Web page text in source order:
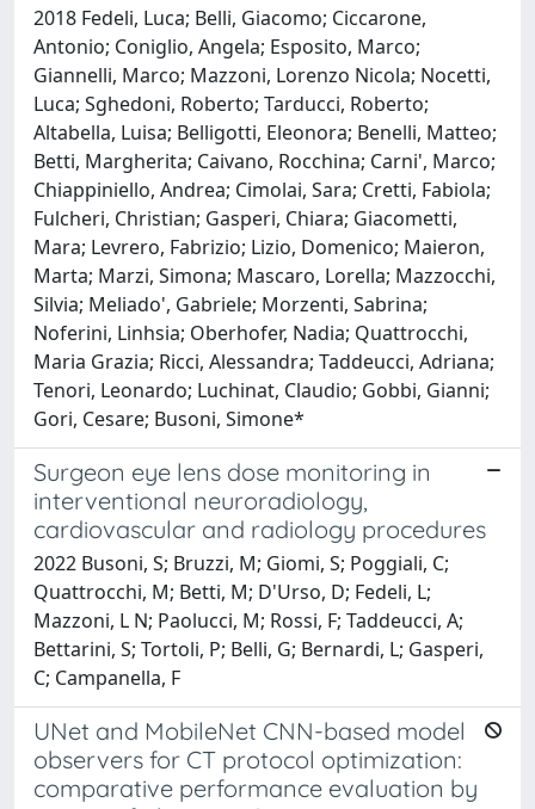
2018 Fedeli, Luca; Belli, Giacomo; Ciccarone,
Antonio; Coniglio, Angela; Esposito, Marco;
Giannelli, Marco; Mazzoni, Lorenzo Nicola; Nocetti,
Luca; Sghedoni, Roberto; Tarducci, Roberto;
Altabella, Luisa; Belligotti, Eleonora; Benelli, Matteo;
Betti, Margherita; Caivano, Rocchina; Carni', Marco;
Chiappiniello, Andrea; Cimolai, Sara; Cretti, Fabiola;
Fulcheri, Christian; Gasperi, Chiara; Giacometti,
Mara; Levrero, Fabrizio; Lizio, Domenico; Maieron,
Marta; Marzi, Simona; Mascaro, Lorella; Mazzocchi,
Silvia; Meliado', Gabriele; Morzenti, Sabrina;
Noferini, Linhsia; Oberhofer, Nadia; Quattrocchi,
Maria Grazia; Ricci, Alessandra; Taddeucci, Adriana;
Tenori, Leonardo; Luchinat, Claudio; Gobbi, Gianni;
Gori, Cesare; Busoni, Simone*
Surgeon eye lens dose monitoring in
interventional neuroradiology,
cardiovascular and radiology procedures
2022 Busoni, S; Bruzzi, M; Giomi, S; Poggiali, C;
Quattrocchi, M; Betti, M; D'Urso, D; Fedeli, L;
Mazzoni, L N; Paolucci, M; Rossi, F; Taddeucci, A;
Bettarini, S; Tortoli, P; Belli, G; Bernardi, L; Gasperi,
C; Campanella, F
UNet and MobileNet CNN-based model
observers for CT protocol optimization:
comparative performance evaluation by